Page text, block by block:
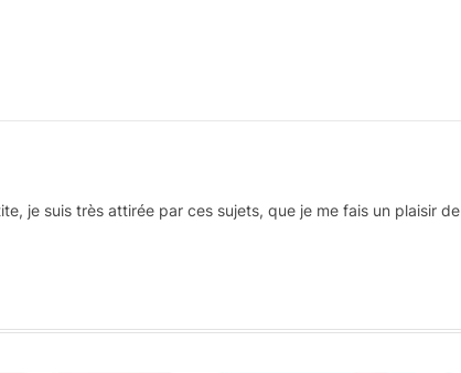
je suis très attirée par ces sujets, que je me fais un plaisir de